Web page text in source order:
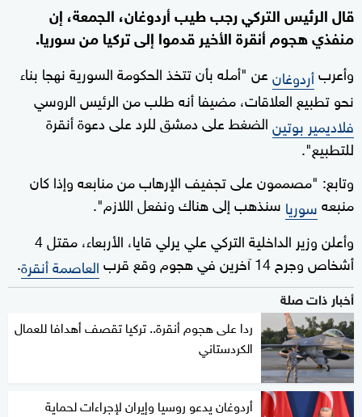
قال الرئيس التركي رجب طيب أردوغان، الجمعة، إن
منفذي هجوم أنقرة الأخير قدموا إلى تركيا من سوريا.
وأعربأردوغانعن "أمله بأن تتخذ الحكومة السورية نهجا بناء
نحو تطبيع العلاقات، مضيفا أنه طلب من الرئيس الروسي
فلاديمير بوتينالضغط على دمشق للرد على دعوة أنقرة
للتطبيع".
وتابع: "مصممون على تجفيف الإرهاب من منابعه وإذا كان
منبعهسوريا سنذهب إلى هناك ونفعل اللازم".
وأعلن وزير الداخلية التركي علي يرلي قايا، الأربعاء، مقتل 4
أشخاص وجرح 14 آخرين في هجوم وقع قرب
العاصمة أنقرة.
أخبار ذات صلة
ردا على هجوم أنقرة.. تركيا تقصف أهدافا للعمال
الكردستاني
أردوغان يدعو روسيا وإيران لإجراءات لحماية